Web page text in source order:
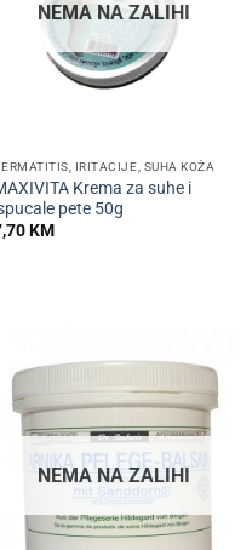
NEMA NA ZALIHI
IRITACIJE, SUHA KOŽA
Krema za suhe i
pete 50g
KM
NEMA NA ZALIHI